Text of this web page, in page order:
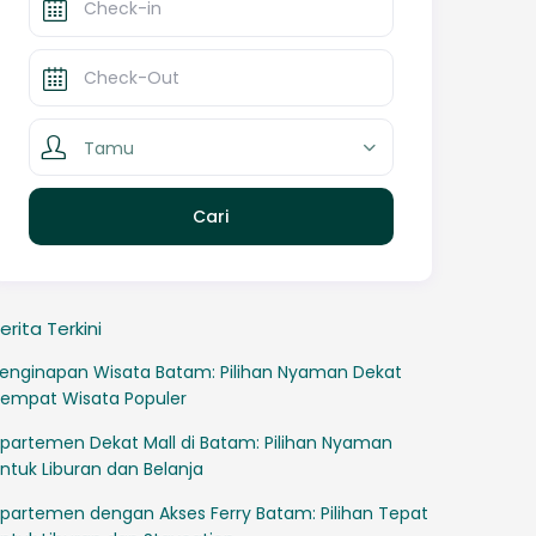
Tamu
Terkini
Wisata Batam: Pilihan Nyaman Dekat
Wisata Populer
Dekat Mall di Batam: Pilihan Nyaman
Liburan dan Belanja
dengan Akses Ferry Batam: Pilihan Tepat